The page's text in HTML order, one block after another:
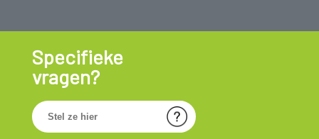
Specifieke
vragen?